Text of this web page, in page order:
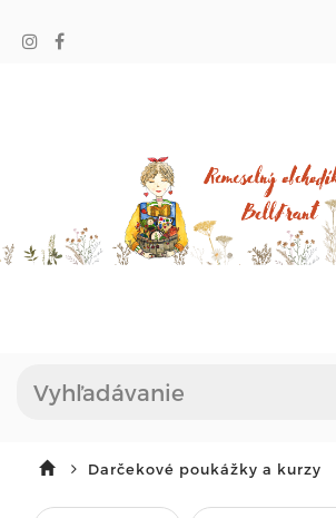
Darčekové poukážky a kurzy